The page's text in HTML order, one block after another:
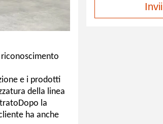
e i prodotti
della linea
la
ha anche
Invii